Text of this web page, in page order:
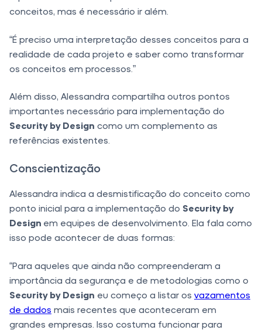
conceitos, mas é necessário ir além.
“É preciso uma interpretação desses conceitos para a
realidade de cada projeto e saber como transformar
os conceitos em processos.”
Além disso, Alessandra compartilha outros pontos
importantes necessário para implementação do
Security by Design como um complemento as
referências existentes.
Conscientização
Alessandra indica a desmistificação do conceito como
ponto inicial para a implementação do Security by
Design em equipes de desenvolvimento. Ela fala como
isso pode acontecer de duas formas:
“Para aqueles que ainda não compreenderam a
importância da segurança e de metodologias como o
Security by Design eu começo a listar os vazamentos
de dados mais recentes que aconteceram em
grandes empresas. Isso costuma funcionar para